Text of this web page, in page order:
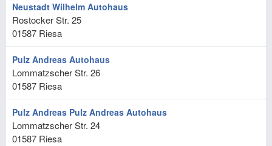
Neustadt Wilhelm Autohaus
Rostocker Str. 25
01587 Riesa
Pulz Andreas Autohaus
Lommatzscher Str. 26
01587 Riesa
Pulz Andreas Pulz Andreas Autohaus
Lommatzscher Str. 24
01587 Riesa